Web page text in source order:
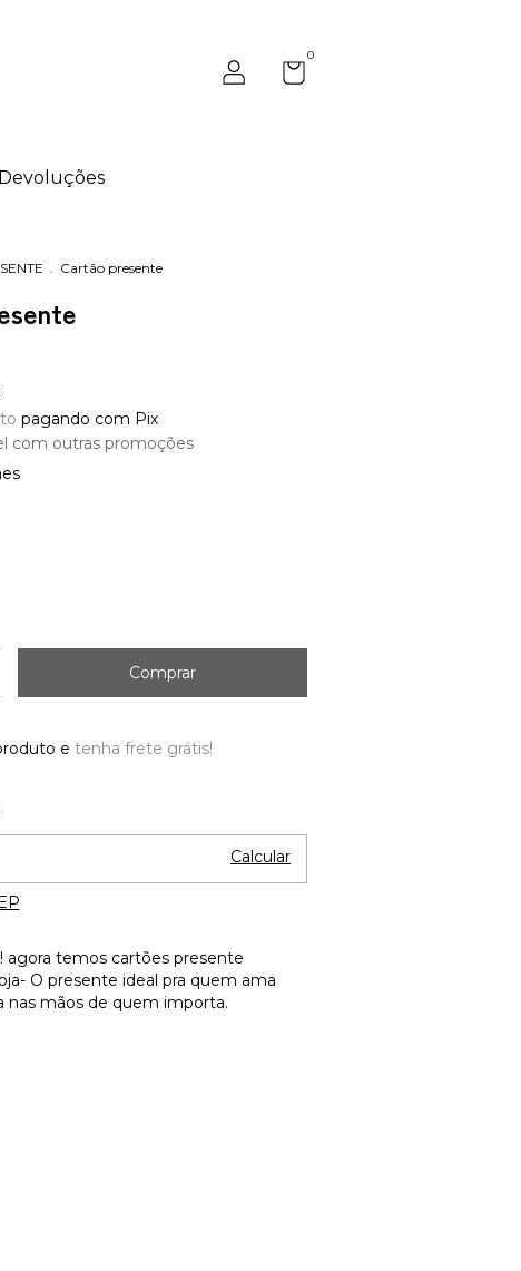
0
. Cartão presente
pagando com Pix
com outras promoções
e tenha frete grátis!
Calcular
agora temos cartões presente
O presente ideal pra quem ama
nas mãos de quem importa.